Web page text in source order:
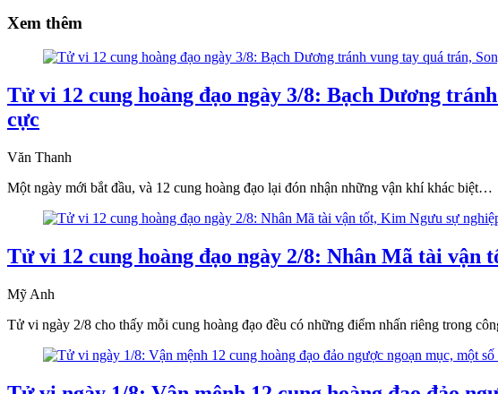
Xem thêm
Tử vi 12 cung hoàng đạo ngày 3/8: Bạch Dương
cực
Văn Thanh
Một ngày mới bắt đầu, và 12 cung hoàng đạo lại đón nhận những vận khí khác biệt…
Tử vi 12 cung hoàng đạo ngày 2/8: Nhân Mã tài
Mỹ Anh
Tử vi ngày 2/8 cho thấy mỗi cung hoàng đạo đều có những điểm nhấn riêng trong